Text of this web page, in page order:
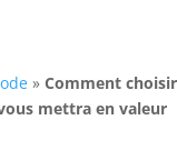
» Comment
mettra en valeur